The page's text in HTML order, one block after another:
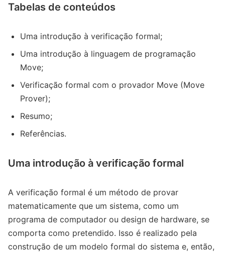
Tabelas de conteúdos
Uma introdução à verificação formal;
Uma introdução à linguagem de programação
Move;
Verificação formal com o provador Move (Move
Prover);
Resumo;
Referências.
Uma introdução à verificação formal
A verificação formal é um método de provar
matematicamente que um sistema, como um
programa de computador ou design de hardware, se
comporta como pretendido. Isso é realizado pela
construção de um modelo formal do sistema e, então,